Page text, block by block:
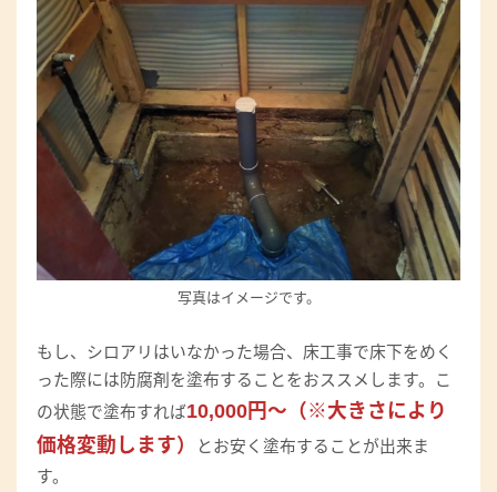
写真はイメージです。
もし、シロアリはいなかった場合、床工事で床下をめく
った際には防腐剤を塗布することをおススメします。こ
の状態で塗布すれば10,000円～（※大きさにより
価格変動します）
とお安く塗布することが出来ま
す。